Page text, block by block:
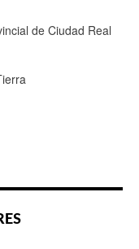
de Ciudad Real